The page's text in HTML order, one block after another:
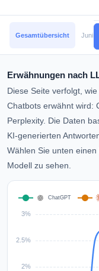
Gesamtübersicht Juni
Erwähnungen nach
Diese Seite verfolgt,
Chatbots erwähnt wird:
Perplexity. Die Daten
KI-generierten
Wählen Sie unten
Modell zu sehen.